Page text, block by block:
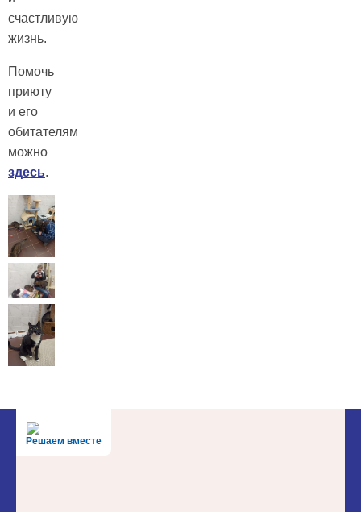
счастливую
жизнь.
Помочь
приюту
и его
обитателям
можно
здесь.
Решаем вместе